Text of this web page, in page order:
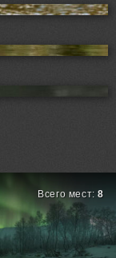
Всего мест:8